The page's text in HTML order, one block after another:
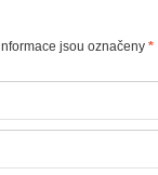
jsou označeny *